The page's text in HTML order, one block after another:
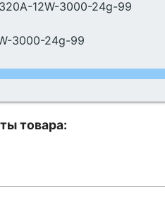
12W-3000-24g-99
3000-24g-99
товара: